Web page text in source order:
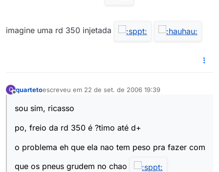
imagine uma rd 350 injetada
Q quartetoescreveu em 22 de set. de 2006 19:39
última edição por
sou sim, ricasso
po, freio da rd 350 é ?timo até d+
o problema eh que ela nao tem peso pra fazer com
que os pneus grudem no chao